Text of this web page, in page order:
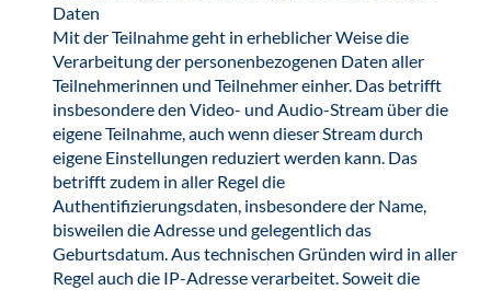
Daten
Mit der Teilnahme geht in erheblicher Weise die
Verarbeitung der personenbezogenen Daten aller
Teilnehmerinnen und Teilnehmer einher. Das betrifft
insbesondere den Video- und Audio-Stream über die
eigene Teilnahme, auch wenn dieser Stream durch
eigene Einstellungen reduziert werden kann. Das
betrifft zudem in aller Regel die
Authentifizierungsdaten, insbesondere der Name,
bisweilen die Adresse und gelegentlich das
Geburtsdatum. Aus technischen Gründen wird in aller
Regel auch die IP-Adresse verarbeitet. Soweit die